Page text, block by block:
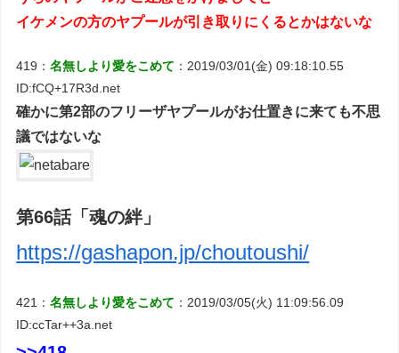
イケメンの方のヤプールが引き取りにくるとかはないな
419：名無しより愛をこめて ：2019/03/01(金) 09:18:10.55
ID:fCQ+17R3d.net
確かに第2部のフリーザヤプールがお仕置きに来ても不思
議ではないな
第66話「魂の絆」
https://gashapon.jp/choutoushi/
421：名無しより愛をこめて ：2019/03/05(火) 11:09:56.09
ID:ccTar++3a.net